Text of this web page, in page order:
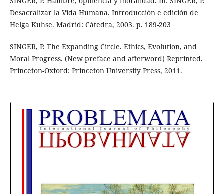
Desacralizar la Vida Humana. Introducción e edición de
Helga Kuhse. Madrid: Cátedra, 2003. p. 189-203
SINGER, P. The Expanding Circle. Ethics, Evolution, and
Moral Progress. (New preface and afterword) Reprinted.
Princeton-Oxford: Princeton University Press, 2011.